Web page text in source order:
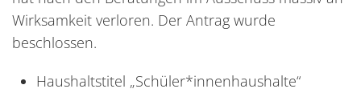
Wirksamkeit verloren. Der Antrag wurde
beschlossen.
Haushaltstitel „Schüler*innenhaushalte“